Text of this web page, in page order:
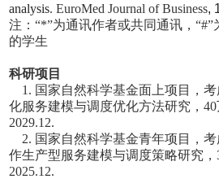
analysis.EuroMed Journal of Business,
注：“*”为通讯作者或共同通讯，“#”
的学生
科研项目
1. 国家自然科学基金面上项目，
化服务建模与调度优化方法研究，
2029.12.
2. 国家自然科学基金青年项目，
作生产型服务建模与调度策略研究，
2025.12.